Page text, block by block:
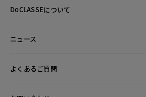
DoCLASSEについて
ニュース
よくあるご質問